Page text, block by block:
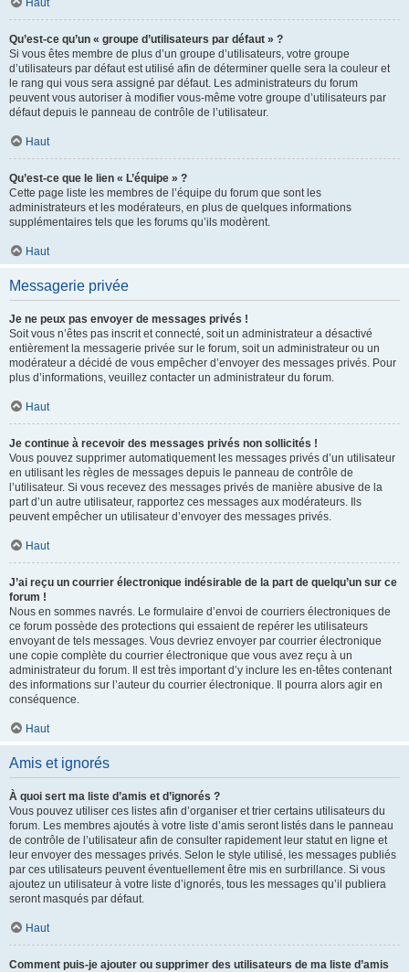
Haut
Qu’est-ce qu’un « groupe d’utilisateurs par défaut » ?
Si vous êtes membre de plus d’un groupe d’utilisateurs, votre groupe
d’utilisateurs par défaut est utilisé afin de déterminer quelle sera la couleur et
le rang qui vous sera assigné par défaut. Les administrateurs du forum
peuvent vous autoriser à modifier vous-même votre groupe d’utilisateurs par
défaut depuis le panneau de contrôle de l’utilisateur.
Haut
Qu’est-ce que le lien « L’équipe » ?
Cette page liste les membres de l’équipe du forum que sont les
administrateurs et les modérateurs, en plus de quelques informations
supplémentaires tels que les forums qu’ils modèrent.
Haut
Messagerie privée
Je ne peux pas envoyer de messages privés !
Soit vous n’êtes pas inscrit et connecté, soit un administrateur a désactivé
entièrement la messagerie privée sur le forum, soit un administrateur ou un
modérateur a décidé de vous empêcher d’envoyer des messages privés. Pour
plus d’informations, veuillez contacter un administrateur du forum.
Haut
Je continue à recevoir des messages privés non sollicités !
Vous pouvez supprimer automatiquement les messages privés d’un utilisateur
en utilisant les règles de messages depuis le panneau de contrôle de
l’utilisateur. Si vous recevez des messages privés de manière abusive de la
part d’un autre utilisateur, rapportez ces messages aux modérateurs. Ils
peuvent empêcher un utilisateur d’envoyer des messages privés.
Haut
J’ai reçu un courrier électronique indésirable de la part de quelqu’un sur ce
forum !
Nous en sommes navrés. Le formulaire d’envoi de courriers électroniques de
ce forum possède des protections qui essaient de repérer les utilisateurs
envoyant de tels messages. Vous devriez envoyer par courrier électronique
une copie complète du courrier électronique que vous avez reçu à un
administrateur du forum. Il est très important d’y inclure les en-têtes contenant
des informations sur l’auteur du courrier électronique. Il pourra alors agir en
conséquence.
Haut
Amis et ignorés
À quoi sert ma liste d’amis et d’ignorés ?
Vous pouvez utiliser ces listes afin d’organiser et trier certains utilisateurs du
forum. Les membres ajoutés à votre liste d’amis seront listés dans le panneau
de contrôle de l’utilisateur afin de consulter rapidement leur statut en ligne et
leur envoyer des messages privés. Selon le style utilisé, les messages publiés
par ces utilisateurs peuvent éventuellement être mis en surbrillance. Si vous
ajoutez un utilisateur à votre liste d’ignorés, tous les messages qu’il publiera
seront masqués par défaut.
Haut
Comment puis-je ajouter ou supprimer des utilisateurs de ma liste d’amis